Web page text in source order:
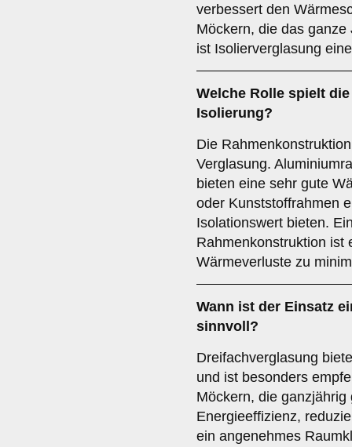
verbessert den
Möckern, die das
ist Isolierverglasung
Welche Rolle spielt
Isolierung?
Die
Verglasung.
bieten eine sehr gute
oder Kunststoffrahmen
Isolationswert bieten.
Rahmenkonstruktion ist
Wärmeverluste zu
Wann ist der Einsatz
sinnvoll?
Dreifachverglasung
und ist besonders
Möckern, die
Energieeffizienz,
ein angenehmes